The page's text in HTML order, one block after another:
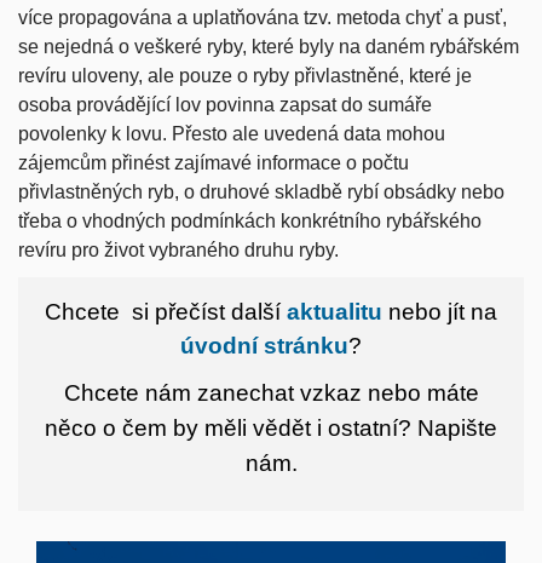
více propagována a uplatňována tzv. metoda chyť a pusť,
se nejedná o veškeré ryby, které byly na daném rybářském
revíru uloveny, ale pouze o ryby přivlastněné, které je
osoba provádějící lov povinna zapsat do sumáře
povolenky k lovu. Přesto ale uvedená data mohou
zájemcům přinést zajímavé informace o počtu
přivlastněných ryb, o druhové skladbě rybí obsádky nebo
třeba o vhodných podmínkách konkrétního rybářského
revíru pro život vybraného druhu ryby.
Chcete si přečíst další aktualitu nebo jít na
úvodní stránku?
Chcete nám zanechat vzkaz nebo máte
něco o čem by měli vědět i ostatní? Napište
nám.